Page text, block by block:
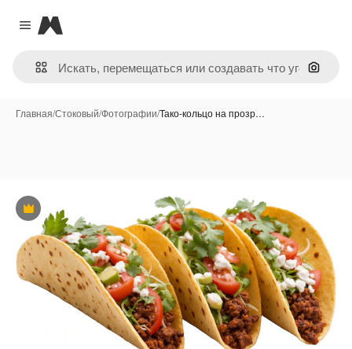
Close menu
Magnific
Поиск
Главная/Стоковый/Фотографии/Тако-кольцо на прозр…
Премиум